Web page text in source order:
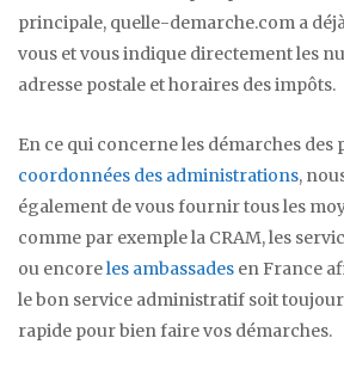
principale, quelle-demarche.com a
vous et vous indique directement les
adresse postale et horaires des impôts.
En ce qui concerne les démarches des
coordonnées des administrations,
également de vous fournir tous les
comme par exemple la CRAM, les
ou encoreles ambassades en France
le bon service administratif soit
rapide pour bien faire vos démarches.